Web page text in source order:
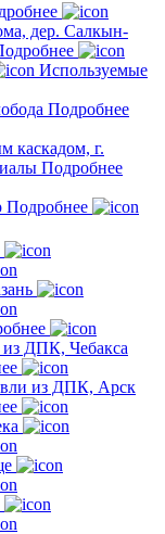
дер. Салкын-
Используемые
Подробнее
каскадом, г.
Подробнее
Подробнее
из ДПК, Чебакса
из ДПК, Арск